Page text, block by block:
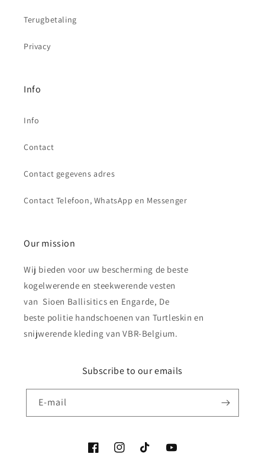
Terugbetaling
Privacy
Info
Info
Contact
Contact gegevens adres
Contact Telefoon, WhatsApp en Messenger
Our mission
Wij bieden voor uw bescherming de beste
kogelwerende en steekwerende vesten
van Sioen Ballisitics en Engarde, De
beste politie handschoenen van Turtleskin en
snijwerende kleding van VBR-Belgium.
Subscribe to our emails
E‑mail
FacebookInstagramTikTok YouTube